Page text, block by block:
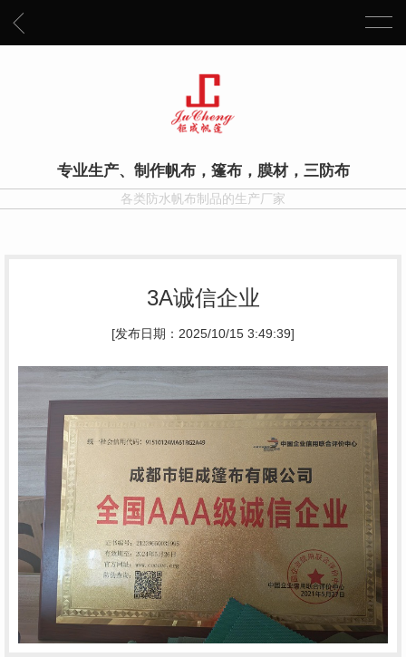
专业生产、制作帆布，篷布，膜材，三防布
各类防水帆布制品的生产厂家
3A诚信企业
[发布日期：2025/10/15 3:49:39]